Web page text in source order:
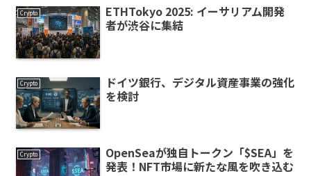
Crypto
ETHTokyo 2025: イーサリアム開発
者が渋谷に集結
Crypto
ドイツ銀行、デジタル資産事業の強化
を検討
Crypto
OpenSeaが独自トークン「$SEA」を
発表！NFT市場に新たな風を吹き込む